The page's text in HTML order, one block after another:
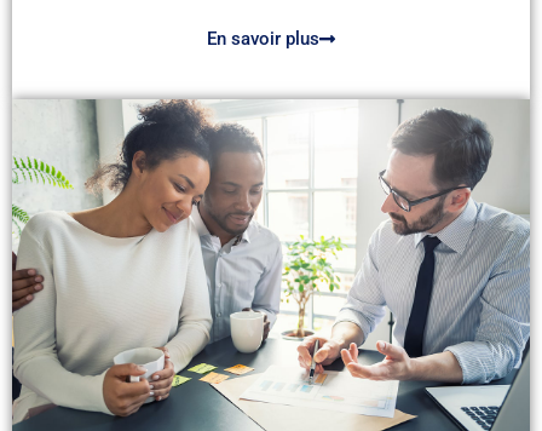
En savoir plus